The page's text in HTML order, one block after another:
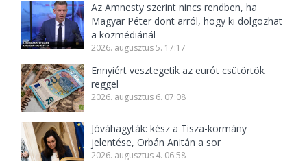
Az Amnesty szerint nincs rendben, ha
Magyar Péter dönt arról, hogy ki dolgozhat
a közmédiánál
2026. augusztus 5. 17:17
Ennyiért vesztegetik az eurót csütörtök
reggel
2026. augusztus 6. 07:08
Jóváhagyták: kész a Tisza-kormány
jelentése, Orbán Anitán a sor
2026. augusztus 4. 06:58